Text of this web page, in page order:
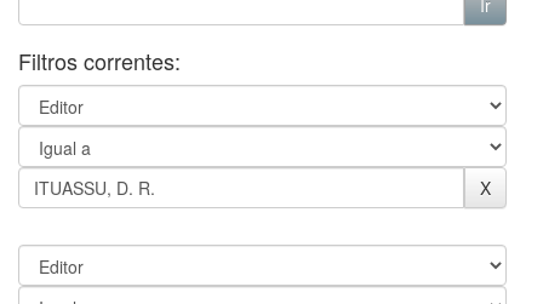
Filtros correntes: